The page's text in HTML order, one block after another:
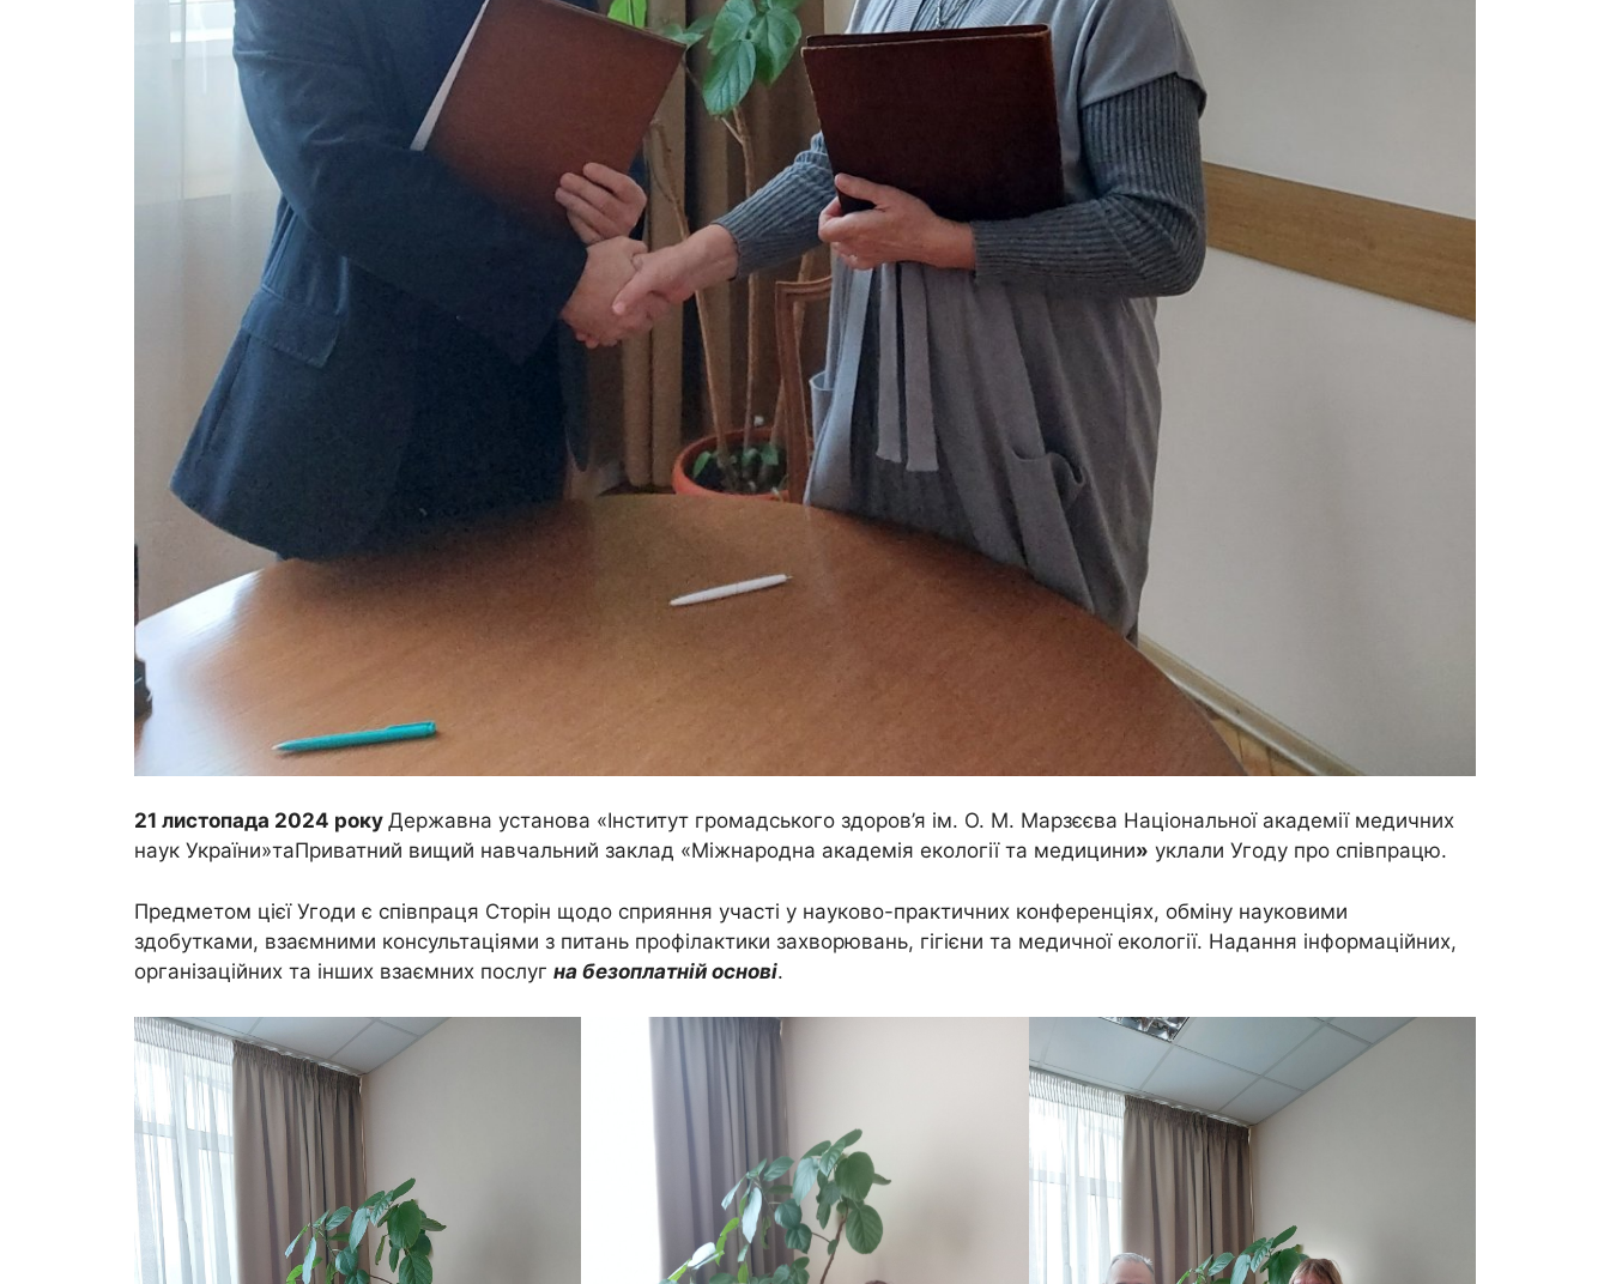
21 листопада 2024 року Державна установа «Інститут громадського здоров’я ім. О. М. Марзєєва Національної академії медичних
наук України»таПриватний вищий навчальний заклад «Міжнародна академія екології та медицини» уклали Угоду про співпрацю.
Предметом цієї Угоди є співпраця Сторін щодо сприяння участі у науково-практичних конференціях, обміну науковими
здобутками, взаємними консультаціями з питань профілактики захворювань, гігієни та медичної екології. Надання інформаційних,
організаційних та інших взаємних послуг на безоплатній основі.